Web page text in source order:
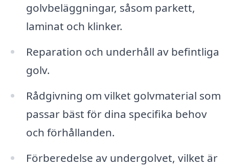
golvbeläggningar, såsom parkett,
laminat och klinker.
Reparation och underhåll av befintliga
golv.
Rådgivning om vilket golvmaterial som
passar bäst för dina specifika behov
och förhållanden.
Förberedelse av undergolvet, vilket är